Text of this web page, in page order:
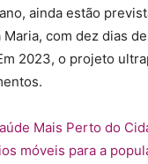
ainda estão
Maria, com dez dias
2023, o projeto